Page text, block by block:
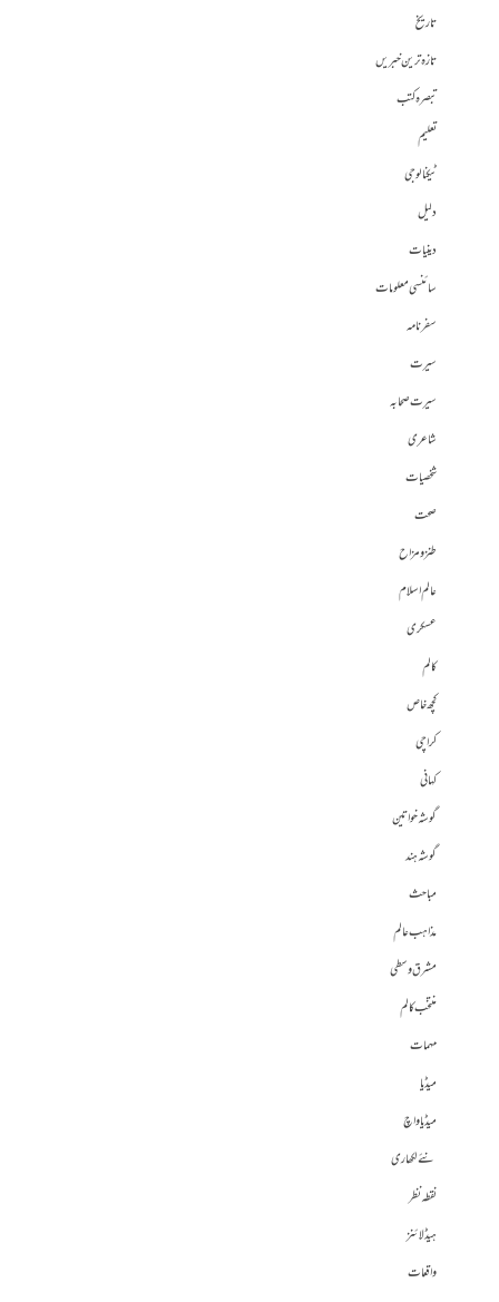
تاریخ
تازہ ترین خبریں
تبصرہ کتب
تعلیم
ٹیکنالوجی
دلیل
دینیات
سائنسی معلومات
سفرنامہ
سیرت
سیرت صحابہ
شاعری
شخصیات
صحت
طنز و مزاح
عالم اسلام
عسکری
کالم
کچھ خاص
کراچی
کہانی
گوشہ خواتین
گوشہ ہند
مباحث
مذاہب عالم
مشرق وسطی
منتخب کالم
مہمات
میڈیا
میڈیا واچ
نئے لکھاری
نقطہ نظر
ہیڈلائنز
واقعات